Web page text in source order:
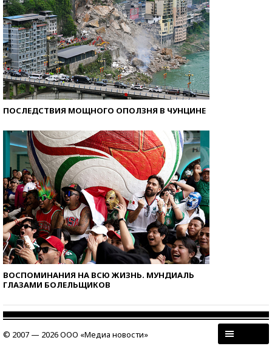
ПОСЛЕДСТВИЯ МОЩНОГО ОПОЛЗНЯ В ЧУНЦИНЕ
ВОСПОМИНАНИЯ НА ВСЮ ЖИЗНЬ. МУНДИАЛЬ
ГЛАЗАМИ БОЛЕЛЬЩИКОВ
© 2007 — 2026 ООО «Медиа новости»